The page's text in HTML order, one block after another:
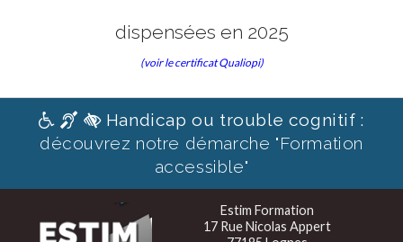
dispensées en 2025
(voir le certificat Qualiopi)
Handicap ou trouble cognitif :
découvrez notre démarche "Formation
accessible"
Estim Formation
17 Rue Nicolas Appert